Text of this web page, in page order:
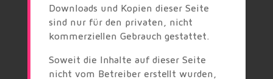
Downloads und Kopien dieser Seite
sind nur für den privaten, nicht
kommerziellen Gebrauch gestattet.
Soweit die Inhalte auf dieser Seite
nicht vom Betreiber erstellt wurden,